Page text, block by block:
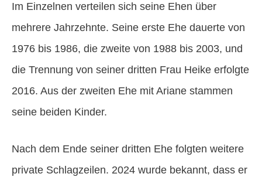
Im Einzelnen verteilen sich seine Ehen über
mehrere Jahrzehnte. Seine erste Ehe dauerte von
1976 bis 1986, die zweite von 1988 bis 2003, und
die Trennung von seiner dritten Frau Heike erfolgte
2016. Aus der zweiten Ehe mit Ariane stammen
seine beiden Kinder.
Nach dem Ende seiner dritten Ehe folgten weitere
private Schlagzeilen. 2024 wurde bekannt, dass er